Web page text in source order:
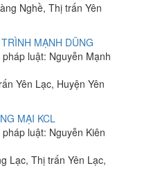
Nghề, Thị trấn Yên
MẠNH DŨNG
luật: Nguyễn Mạnh
Yên Lạc, Huyện Yên
MẠI KCL
luật: Nguyễn Kiên
Lạc, Thị trấn Yên Lạc,